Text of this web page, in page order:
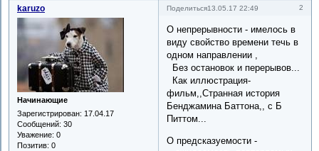
Поделиться 2
13.05.17 22:49
karuzo
Начинающие
Зарегистрирован: 17.04.17
Сообщений: 30
Уважение: 0
Позитив: 0
О непрерывности - имелось в
виду свойство времени течь в
одном направлении ,
Без остановок и перерывов...
Как иллюстрация-
фильм,,Странная история
Бенджамина Баттона,, с Б
Питтом...
О предсказуемости -